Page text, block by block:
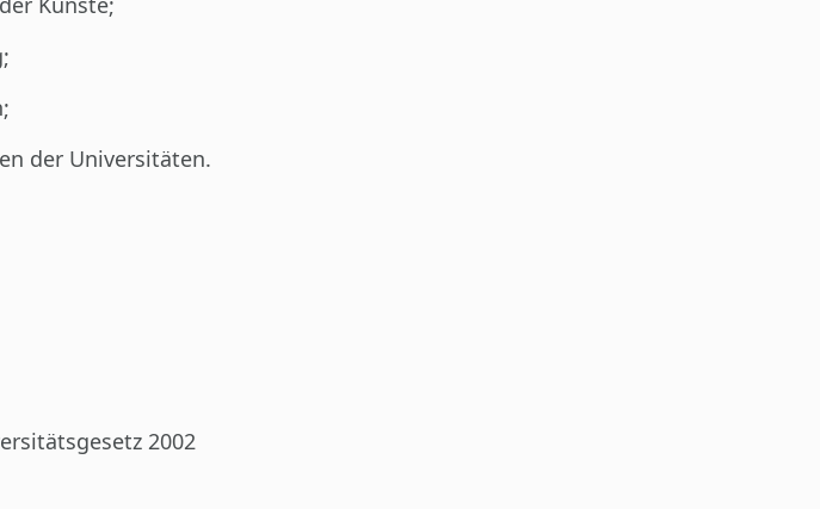
der Universitäten.
2002